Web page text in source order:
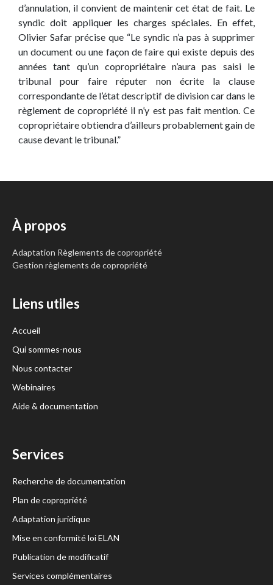
d’annulation, il convient de maintenir cet état de fait. Le
syndic doit appliquer les charges spéciales. En effet,
Olivier Safar précise que “Le syndic n’a pas à supprimer
un document ou une façon de faire qui existe depuis des
années tant qu’un copropriétaire n’aura pas saisi le
tribunal pour faire réputer non écrite la clause
correspondante de l’état descriptif de division car dans le
règlement de copropriété il n’y est pas fait mention. Ce
copropriétaire obtiendra d’ailleurs probablement gain de
cause devant le tribunal.”
À propos
Adaptation Règlements de copropriété
Gestion règlements de copropriété
Liens utiles
Accueil
Qui sommes-nous
Nous contacter
Webinaires
Aide & documentation
Services
Recherche de documentation
Plan de copropriété
Adaptation juridique
Mise en conformité loi ELAN
Publication de modificatif
Services complémentaires